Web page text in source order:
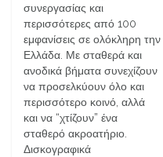
συνεργασίας και
περισσότερες από 100
εμφανίσεις σε ολόκληρη την
Ελλάδα. Με σταθερά και
ανοδικά βήματα συνεχίζουν
να προσελκύουν όλο και
περισσότερο κοινό, αλλά
και να “χτίζουν” ένα
σταθερό ακροατήριο.
Δισκογραφικά